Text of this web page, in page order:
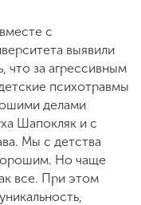
с
выявили
что за агрессивным
психотравмы
делами
Шапокляк и с
Мы с детства
Но чаще
все. При этом